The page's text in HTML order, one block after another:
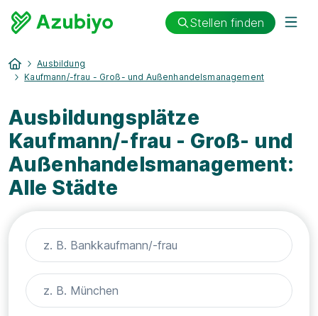
Stellen finden
Ausbildung
Kaufmann/-frau - Groß- und Außenhandelsmanagement
Ausbildungsplätze
Kaufmann/-frau - Groß- und
Außenhandelsmanagement:
Alle Städte